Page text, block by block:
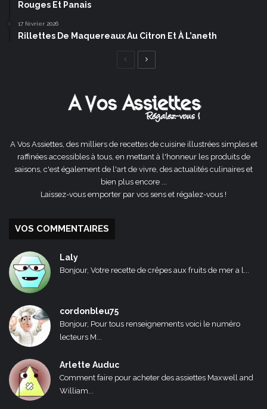
Rouges Et Panais
17 février 2026
Rillettes De Maquereaux Au Citron Et À L’aneth
Page
A Vos Assiettes, des milliers de recettes de cuisine illustrées simples et
raffinées accessibles à tous, en mettant à l'honneur les produits de
saisons, c'est également de l'art de vivre, des actualités culinaires et
bien plus encore ...
Laissez-vous emporter par vos sens et régalez-vous !
VOS COMMENTAIRES
Laly
Bonjour, Votre recette de crêpes aux fruits de mer a l...
cordonbleu75
Bonjour, Pour tous renseignements voici le numéro
lecteurs M...
Arlette Auduc
Comment faire pour acheter des assiettes Maxwell and
William...